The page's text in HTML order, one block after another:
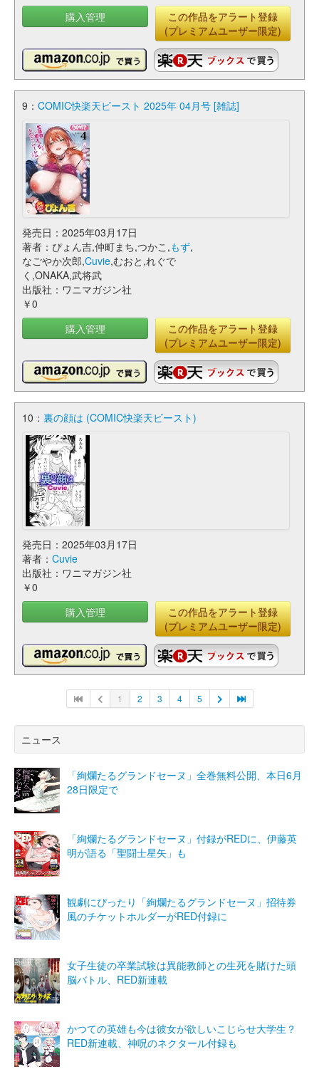
購入管理
この作品をアラート登録
(プレミアムユーザー限定)
9： COMIC快楽天ビースト 2025年 04月号 [雑誌]
発売日：2025年03月17日
著者：ぴょん吉,仲町まち,つかこ,もず,
なごやか次郎,Cuvie,むおと,れぐで
く,ONAKA,武将武
出版社：ワニマガジン社
￥0
購入管理
この作品をアラート登録
(プレミアムユーザー限定)
10： 裏の顔は (COMIC快楽天ビースト)
発売日：2025年03月17日
著者： Cuvie
出版社：ワニマガジン社
￥0
購入管理
この作品をアラート登録
(プレミアムユーザー限定)
1 2 3 4 5
ニュース
「絢爛たるグランドセーヌ」全巻無料公開、本日6月
28日限定で
「絢爛たるグランドセーヌ」付録がREDに、伊藤英
明が語る「聖闘士星矢」も
観劇にぴったり「絢爛たるグランドセーヌ」招待券
風のチケットホルダーがRED付録に
女子生徒の卒業試験は異能教師との生死を賭けた頭
脳バトル、RED新連載
かつての英雄も今は彼女が欲しいこじらせ大学生？
RED新連載、神呪のネクタール付録も